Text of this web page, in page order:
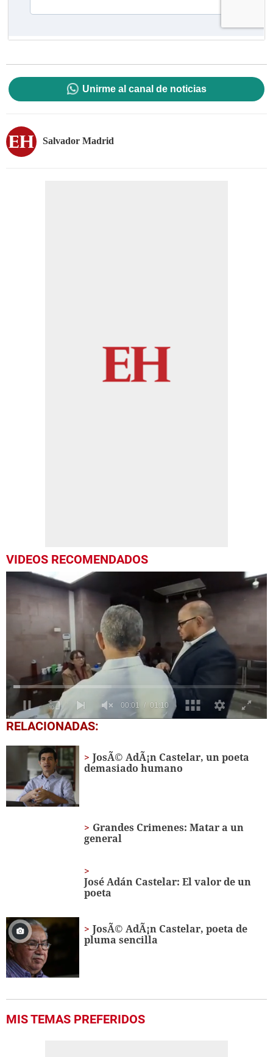
Unirme al canal de noticias
Salvador Madrid
VIDEOS RECOMENDADOS
0
seconds
minute,
seconds
RELACIONADAS:
JosÃ© AdÃ¡n Castelar, un poeta
demasiado humano
Grandes Crimenes: Matar a un
general
José Adán Castelar: El valor de un
poeta
JosÃ© AdÃ¡n Castelar, poeta de
pluma sencilla
MIS TEMAS PREFERIDOS